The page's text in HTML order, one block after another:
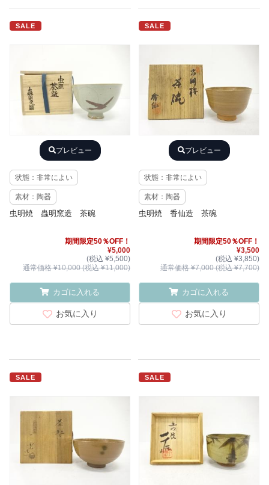
SALE
プレビュー
状態：非常によい
素材：陶器
虫明焼 蟲明窯造 茶碗
期間限定50％OFF！
¥5,000
(税込 ¥5,500)
通常価格 ¥10,000 (税込 ¥11,000)
カゴに入れる
お気に入り
SALE
プレビュー
状態：非常によい
素材：陶器
虫明焼 香仙造 茶碗
期間限定50％OFF！
¥3,500
(税込 ¥3,850)
通常価格 ¥7,000 (税込 ¥7,700)
カゴに入れる
お気に入り
SALE SALE